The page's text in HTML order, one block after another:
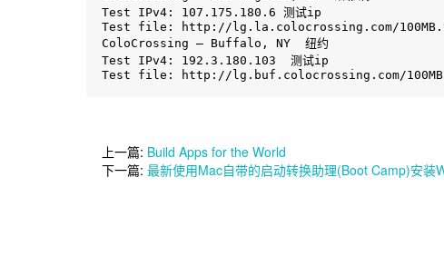
Test IPv4: 107.175.180.6 测试ip
Test file: http://lg.la.colocrossing.com/
ColoCrossing – Buffalo, NY  纽约
Test IPv4: 192.3.180.103  测试ip
Test file: http://lg.buf.colocrossing.com/
上一篇: Build Apps for the World
下一篇: 最新使用Mac自带的启动转换助理(Boot Camp)安